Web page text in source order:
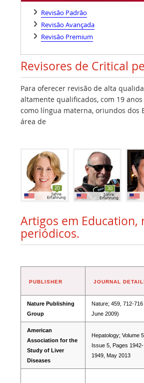
Revisão Padrão
Revisão Avançada
Revisão Premium
Revisores de Critical
Para oferecer revisão de alta
altamente qualificados, com 19
como língua materna, oriundos dos
área de
Artigos em Education,
periódicos.
PUBLISHER JOURNAL
Nature Publishing
Group
Nature; 459, 712-716
June 2009)
American
Association for the
Study of Liver
Diseases
Hepatology; Volume
Issue 5, Pages 1942-
1949, May 2013